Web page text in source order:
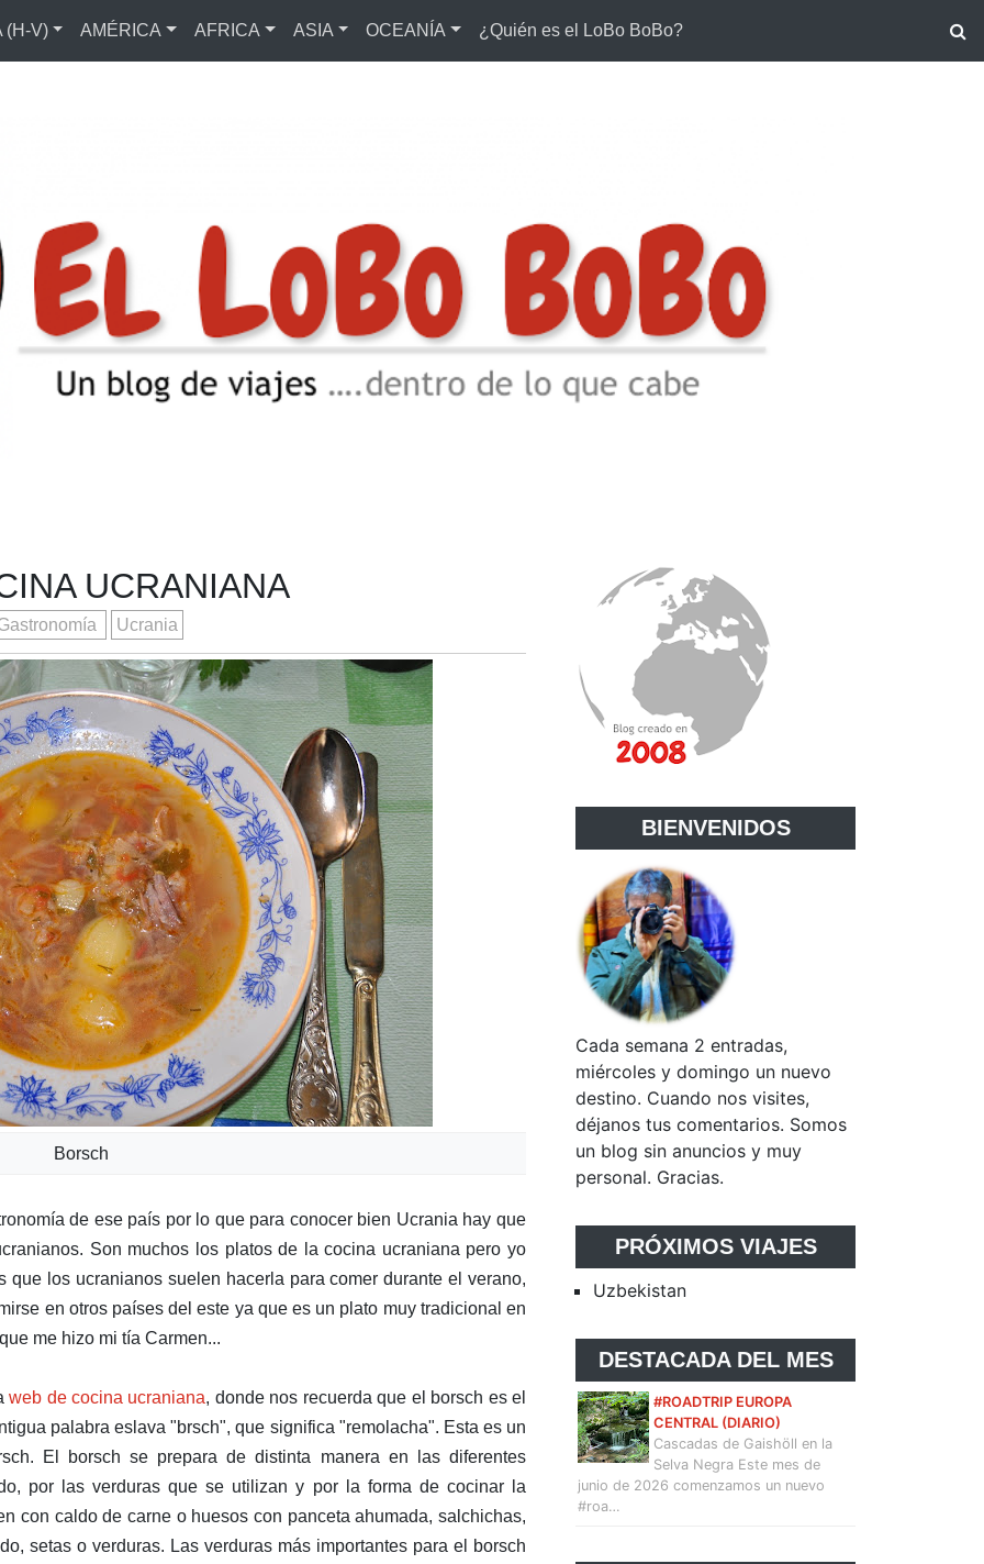
(H-V) AMÉRICA AFRICA ASIA OCEANÍA ¿Quién es el LoBo BoBo?
UCRANIANA
Ucrania
Borsch
de ese país por lo que para conocer bien Ucrania hay que
Son muchos los platos de la cocina ucraniana pero yo
que los ucranianos suelen hacerla para comer durante el verano,
en otros países del este ya que es un plato muy tradicional en
me hizo mi tía Carmen...
web de cocina ucraniana, donde nos recuerda que el borsch es el
palabra eslava "brsch", que significa "remolacha". Esta es un
El borsch se prepara de distinta manera en las diferentes
por las verduras que se utilizan y por la forma de cocinar la
con caldo de carne o huesos con panceta ahumada, salchichas,
setas o verduras. Las verduras más importantes para el borsch
BIENVENIDOS
Cada semana 2 entradas,
miércoles y domingo un nuevo
destino. Cuando nos visites,
déjanos tus comentarios. Somos
un blog sin anuncios y muy
personal. Gracias.
PRÓXIMOS VIAJES
Uzbekistan
DESTACADA DEL MES
#ROADTRIP EUROPA
CENTRAL (DIARIO)
Cascadas de Gaishöll en la
Selva Negra Este mes de
junio de 2026 comenzamos un nuevo
#roa…